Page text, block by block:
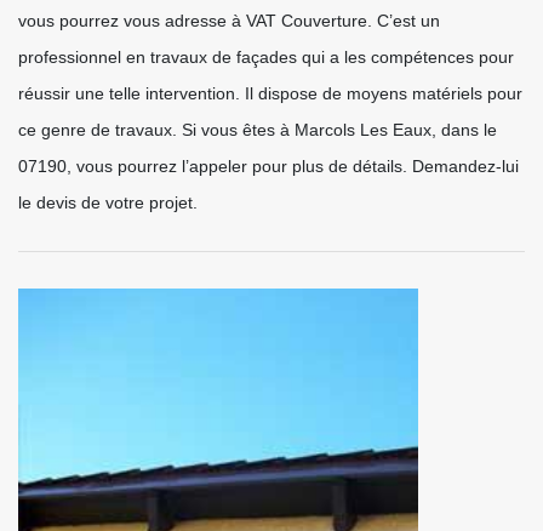
vous pourrez vous adresse à VAT Couverture. C’est un
professionnel en travaux de façades qui a les compétences pour
réussir une telle intervention. Il dispose de moyens matériels pour
ce genre de travaux. Si vous êtes à Marcols Les Eaux, dans le
07190, vous pourrez l’appeler pour plus de détails. Demandez-lui
le devis de votre projet.